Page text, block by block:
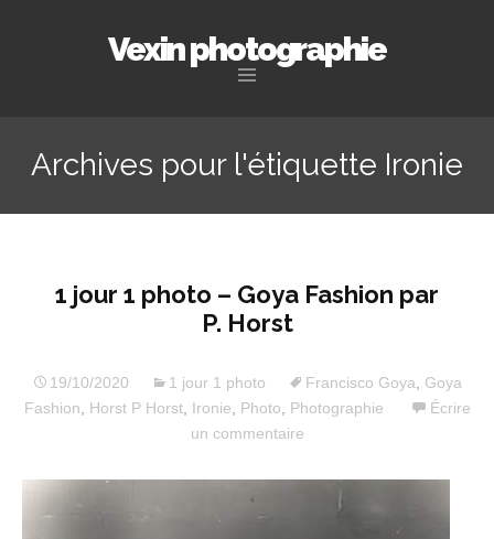
Vexin photographie
contenu
principal
Archives pour l'étiquette Ironie
1 jour 1 photo – Goya Fashion par
P. Horst
19/10/2020 1 jour 1 photo Francisco Goya
Goya
Fashion
Horst P Horst, Ironie Photo Photographie
Écrire
un commentaire